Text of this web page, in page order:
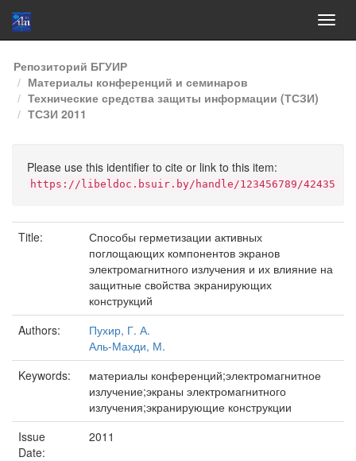
Skip
navigation
Репозиторий БГУИР
Материалы конференций и семинаров
Технические средства защиты информации (ТСЗИ)
ТСЗИ 2011
Please use this identifier to cite or link to this item:
https://libeldoc.bsuir.by/handle/123456789/42435
Title:
Способы герметизации активных
поглощающих компонентов экранов
электромагнитного излучения и их влияние на
защитные свойства экранирующих
конструкций
Authors:
Пухир, Г. А.
Аль-Махди, М.
Keywords:
материалы конференций;электромагнитное
излучение;экраны электромагнитного
излучения;экранирующие конструкции
Issue
Date:
2011